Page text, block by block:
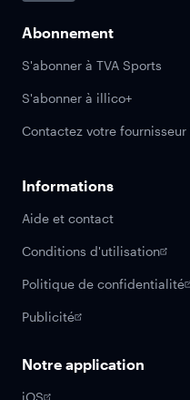
Abonnement
S'abonner à TVA Sports
S'abonner à illico+
Contactez votre fournisseur
Informations
Aide et contact
Conditions d'utilisation
Politique de confidentialité
Publicité
Notre application